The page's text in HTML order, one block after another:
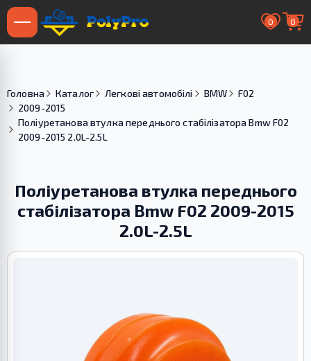
0 0
Головна Каталог Легкові автомобілі BMW
F02
2009-2015
Поліуретанова втулка переднього стабілізатора Bmw F02
2009-2015 2.0L-2.5L
Поліуретанова втулка переднього
стабілізатора Bmw F02 2009-2015
2.0L-2.5L